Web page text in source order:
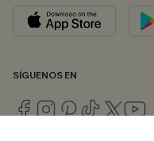
SÍGUENOS EN